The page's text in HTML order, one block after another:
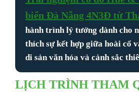
biển Đà Nẵng 4N3Đ từ
hành trình lý tưởng dành cho
thích sự kết hợp giữa hoài cổ
di sản văn hóa và cảnh sắc
LỊCH TRÌNH THAM